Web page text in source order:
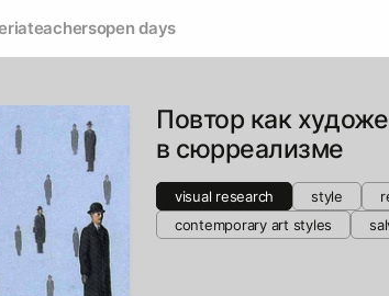
teachersopen days
Повтор как
в сюрреализме
visual research style
contemporary art styles